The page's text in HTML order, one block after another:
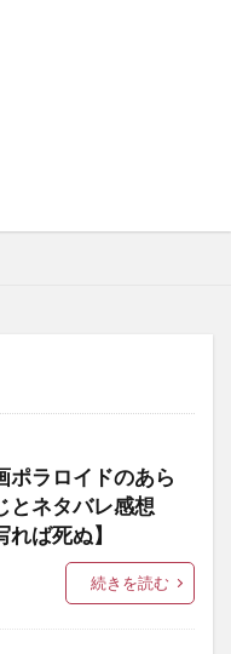
ポラロイドのあら
とネタバレ感想
れば死ぬ】
続きを読む